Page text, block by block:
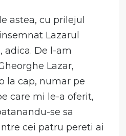
astea, cu prilejul
Lazarul
adica. De l-am
Lazar,
la cap, numar pe
care mi le-a oferit,
se sa
cei patru pereti ai